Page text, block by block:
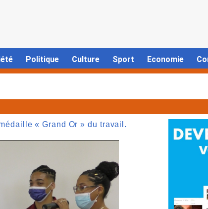
Politique Culture Sport Economie
« Grand Or » du travail.